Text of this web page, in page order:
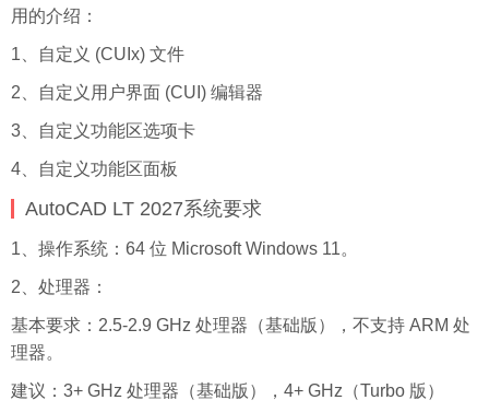
用的介绍：
1、自定义 (CUIx) 文件
2、自定义用户界面 (CUI) 编辑器
3、自定义功能区选项卡
4、自定义功能区面板
AutoCAD LT 2027系统要求
1、操作系统：64 位 Microsoft Windows 11。
2、处理器：
基本要求：2.5-2.9 GHz 处理器（基础版），不支持 ARM 处
理器。
建议：3+ GHz 处理器（基础版），4+ GHz（Turbo 版）